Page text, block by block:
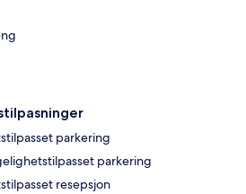
parkering
parkering
resepsjon